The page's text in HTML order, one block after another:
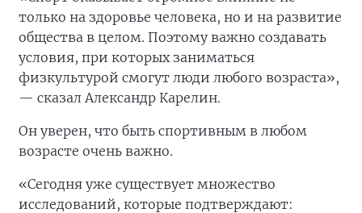
только на здоровье человека, но и на развитие
общества в целом. Поэтому важно создавать
условия, при которых заниматься
физкультурой смогут люди любого возраста»,
— сказал Александр Карелин.
Он уверен, что быть спортивным в любом
возрасте очень важно.
«Сегодня уже существует множество
исследований, которые подтверждают: